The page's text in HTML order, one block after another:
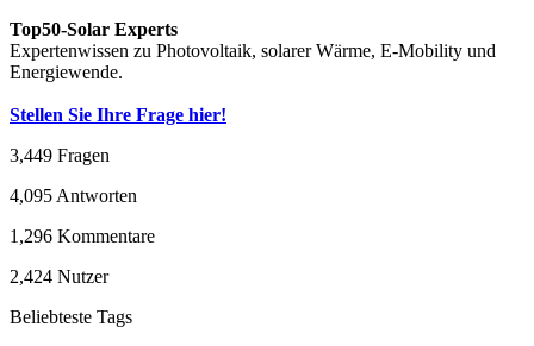
Top50-Solar Experts
Expertenwissen zu Photovoltaik, solarer Wärme, E-Mobility und
Energiewende.
Stellen Sie Ihre Frage hier!
3,449 Fragen
4,095 Antworten
1,296 Kommentare
2,424 Nutzer
Beliebteste Tags